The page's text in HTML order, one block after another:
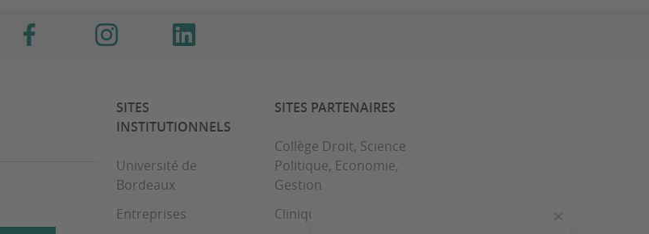
SITES
INSTITUTIONNELS
Université de
Bordeaux
Entreprises
SITES PARTENAIRES
Collège Droit, Science
Politique, Economie,
Gestion
Clinique du droit